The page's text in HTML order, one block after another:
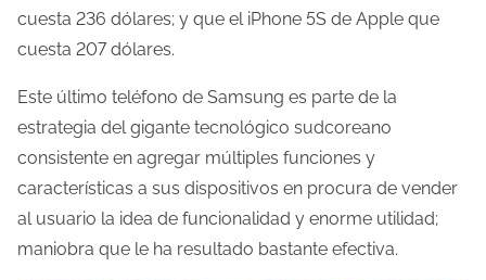
a
d
a
cuesta 236 dólares; y que el iPhone 5S de Apple que
cuesta 207 dólares.
Este último teléfono de Samsung es parte de la
estrategia del gigante tecnológico sudcoreano
consistente en agregar múltiples funciones y
características a sus dispositivos en procura de vender
al usuario la idea de funcionalidad y enorme utilidad;
maniobra que le ha resultado bastante efectiva.